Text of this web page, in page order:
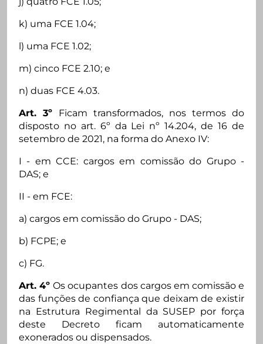
k) uma FCE 1.04;
l) uma FCE 1.02;
m) cinco FCE 2.10; e
n) duas FCE 4.03.
Art. 3º Ficam transformados, nos termos do
disposto no art. 6º da Lei nº 14.204, de 16 de
setembro de 2021, na forma do Anexo IV:
I - em CCE: cargos em comissão do Grupo -
DAS; e
II - em FCE:
a) cargos em comissão do Grupo - DAS;
b) FCPE; e
c) FG.
Art. 4ºOs ocupantes dos cargos em comissão e
das funções de confiança que deixam de existir
na Estrutura Regimental da SUSEP por força
deste Decreto ficam automaticamente
exonerados ou dispensados.